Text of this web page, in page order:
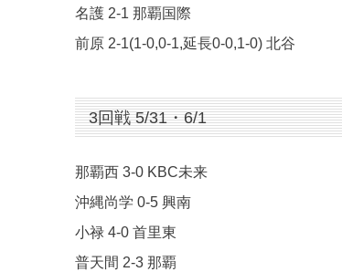
名護 2-1 那覇国際
前原 2-1(1-0,0-1,延長0-0,1-0) 北谷
3回戦 5/31・6/1
那覇西 3-0 KBC未来
沖縄尚学 0-5 興南
小禄 4-0 首里東
普天間 2-3 那覇